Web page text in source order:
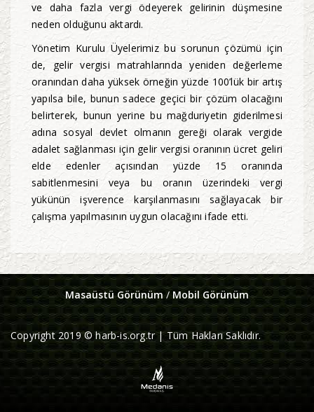
ve daha fazla vergi ödeyerek gelirinin düşmesine
neden olduğunu aktardı.
Yönetim Kurulu Üyelerimiz bu sorunun çözümü için
de, gelir vergisi matrahlarında yeniden değerleme
oranından daha yüksek örneğin yüzde 100’lük bir artış
yapılsa bile, bunun sadece geçici bir çözüm olacağını
belirterek, bunun yerine bu mağduriyetin giderilmesi
adına sosyal devlet olmanın gereği olarak vergide
adalet sağlanması için gelir vergisi oranının ücret geliri
elde edenler açısından yüzde 15 oranında
sabitlenmesini veya bu oranın üzerindeki vergi
yükünün işverence karşılanmasını sağlayacak bir
çalışma yapılmasının uygun olacağını ifade etti.
Masaüstü Görünüm/ Mobil Görünüm
Copyright 2019 © harb-is.org.tr | Tüm Hakları Saklıdır.